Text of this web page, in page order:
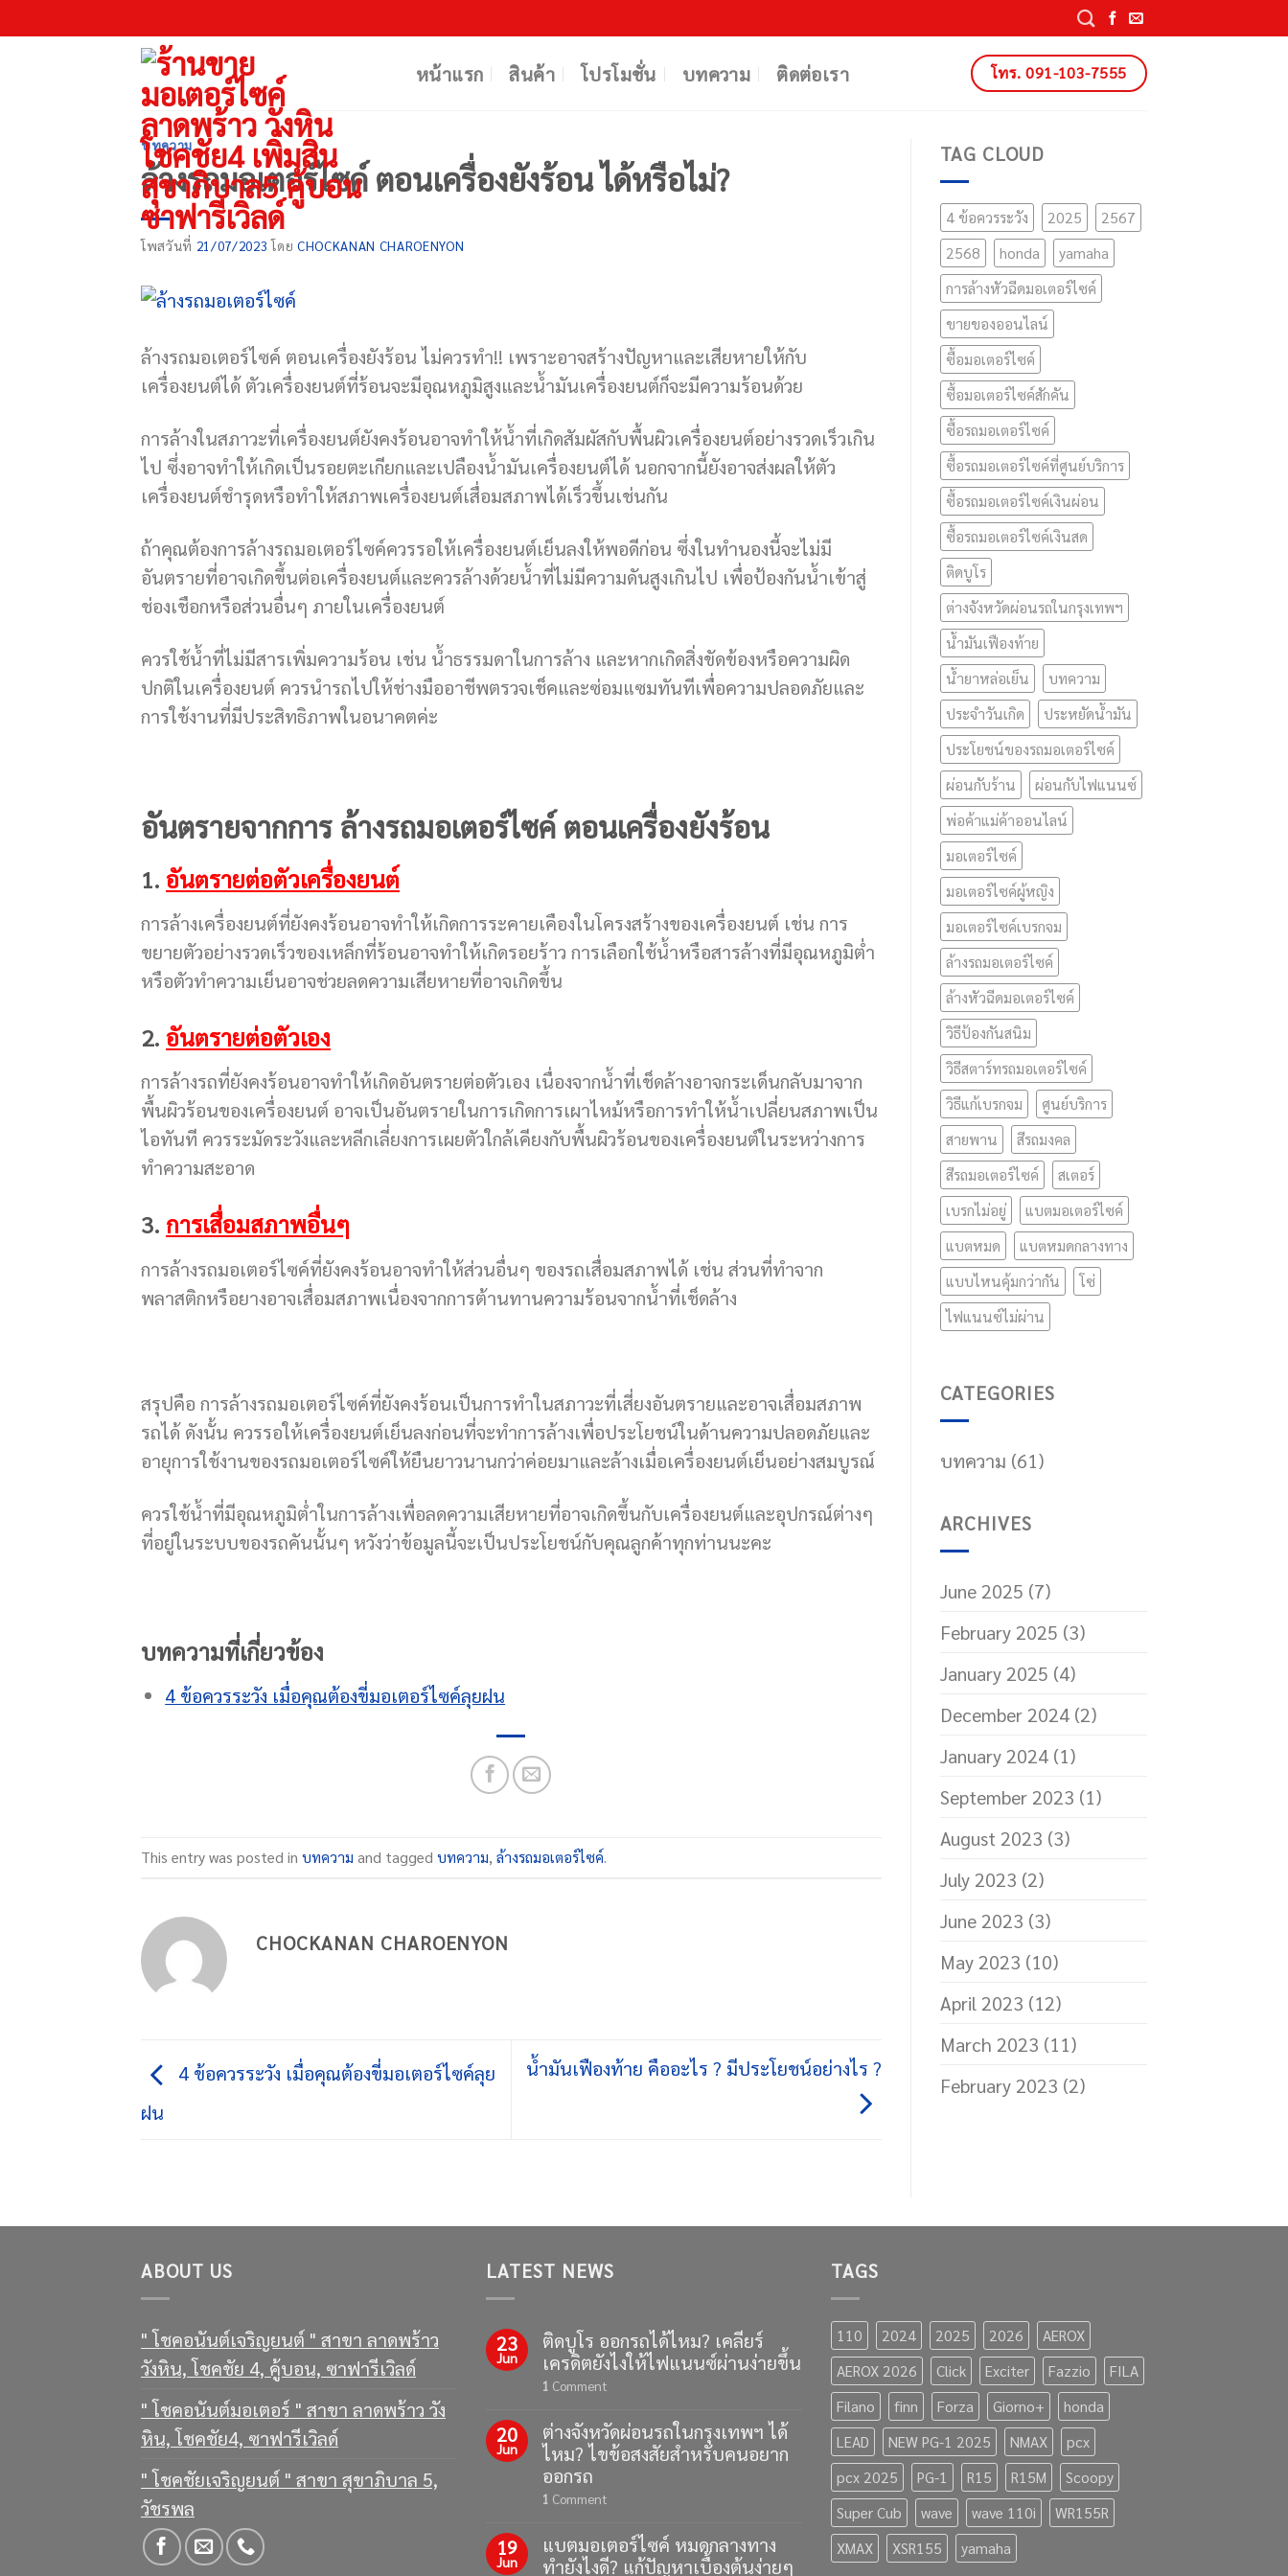
to
หน้าแรก สินค้า โปรโมชั่น บทความ ติดต่อเรา โทร. 091-103-7555
บทความ
ล้างรถมอเตอร์ไซค์ ตอนเครื่องยังร้อน ได้หรือไม่?
โพสวันที่ 21/07/2023 โดย CHOCKANAN CHAROENYON
ล้างรถมอเตอร์ไซค์ ตอนเครื่องยังร้อน ไม่ควรทำ!! เพราะอาจสร้างปัญหาและเสียหายให้กับ
เครื่องยนต์ได้ ตัวเครื่องยนต์ที่ร้อนจะมีอุณหภูมิสูงและน้ำมันเครื่องยนต์ก็จะมีความร้อนด้วย
การล้างในสภาวะที่เครื่องยนต์ยังคงร้อนอาจทำให้น้ำที่เกิดสัมผัสกับพื้นผิวเครื่องยนต์อย่างรวดเร็วเกิน
ไป ซึ่งอาจทำให้เกิดเป็นรอยตะเกียกและเปลืองน้ำมันเครื่องยนต์ได้ นอกจากนี้ยังอาจส่งผลให้ตัว
เครื่องยนต์ชำรุดหรือทำให้สภาพเครื่องยนต์เสื่อมสภาพได้เร็วขึ้นเช่นกัน
ถ้าคุณต้องการล้างรถมอเตอร์ไซค์ควรรอให้เครื่องยนต์เย็นลงให้พอดีก่อน ซึ่งในทำนองนี้จะไม่มี
อันตรายที่อาจเกิดขึ้นต่อเครื่องยนต์และควรล้างด้วยน้ำที่ไม่มีความดันสูงเกินไป เพื่อป้องกันน้ำเข้าสู่
ช่องเชือกหรือส่วนอื่นๆ ภายในเครื่องยนต์
ควรใช้น้ำที่ไม่มีสารเพิ่มความร้อน เช่น น้ำธรรมดาในการล้าง และหากเกิดสิ่งขัดข้องหรือความผิด
ปกติในเครื่องยนต์ ควรนำรถไปให้ช่างมืออาชีพตรวจเช็คและซ่อมแซมทันทีเพื่อความปลอดภัยและ
การใช้งานที่มีประสิทธิภาพในอนาคตค่ะ
อันตรายจากการ ล้างรถมอเตอร์ไซค์ ตอนเครื่องยังร้อน
1. อันตรายต่อตัวเครื่องยนต์
การล้างเครื่องยนต์ที่ยังคงร้อนอาจทำให้เกิดการระคายเคืองในโครงสร้างของเครื่องยนต์ เช่น การ
ขยายตัวอย่างรวดเร็วของเหล็กที่ร้อนอาจทำให้เกิดรอยร้าว การเลือกใช้น้ำหรือสารล้างที่มีอุณหภูมิต่ำ
หรือตัวทำความเย็นอาจช่วยลดความเสียหายที่อาจเกิดขึ้น
2. อันตรายต่อตัวเอง
การล้างรถที่ยังคงร้อนอาจทำให้เกิดอันตรายต่อตัวเอง เนื่องจากน้ำที่เช็ดล้างอาจกระเด็นกลับมาจาก
พื้นผิวร้อนของเครื่องยนต์ อาจเป็นอันตรายในการเกิดการเผาไหม้หรือการทำให้น้ำเปลี่ยนสภาพเป็น
ไอทันที ควรระมัดระวังและหลีกเลี่ยงการเผยตัวใกล้เคียงกับพื้นผิวร้อนของเครื่องยนต์ในระหว่างการ
ทำความสะอาด
3. การเสื่อมสภาพอื่นๆ
การล้างรถมอเตอร์ไซค์ที่ยังคงร้อนอาจทำให้ส่วนอื่นๆ ของรถเสื่อมสภาพได้ เช่น ส่วนที่ทำจาก
พลาสติกหรือยางอาจเสื่อมสภาพเนื่องจากการต้านทานความร้อนจากน้ำที่เช็ดล้าง
สรุปคือ การล้างรถมอเตอร์ไซค์ที่ยังคงร้อนเป็นการทำในสภาวะที่เสี่ยงอันตรายและอาจเสื่อมสภาพ
รถได้ ดังนั้น ควรรอให้เครื่องยนต์เย็นลงก่อนที่จะทำการล้างเพื่อประโยชน์ในด้านความปลอดภัยและ
อายุการใช้งานของรถมอเตอร์ไซค์ให้ยืนยาวนานกว่าค่อยมาและล้างเมื่อเครื่องยนต์เย็นอย่างสมบูรณ์
ควรใช้น้ำที่มีอุณหภูมิต่ำในการล้างเพื่อลดความเสียหายที่อาจเกิดขึ้นกับเครื่องยนต์และอุปกรณ์ต่างๆ
ที่อยู่ในระบบของรถคันนั้นๆ หวังว่าข้อมูลนี้จะเป็นประโยชน์กับคุณลูกค้าทุกท่านนะคะ
บทความที่เกี่ยวข้อง
4 ข้อควรระวัง เมื่อคุณต้องขี่มอเตอร์ไซค์ลุยฝน
This entry was posted in บทความ and tagged บทความ, ล้างรถมอเตอร์ไซค์.
CHOCKANAN CHAROENYON
4 ข้อควรระวัง เมื่อคุณต้องขี่มอเตอร์ไซค์ลุย
ฝน
น้ำมันเฟืองท้าย คืออะไร ? มีประโยชน์อย่างไร ?
TAG CLOUD
4 ข้อควรระวัง 2025
2567
2568
honda
yamaha
การล้างหัวฉีดมอเตอร์ไซค์
ขายของออนไลน์
ซื้อมอเตอร์ไซค์
ซื้อมอเตอร์ไซค์สักคัน
ซื้อรถมอเตอร์ไซค์
ซื้อรถมอเตอร์ไซค์ที่ศูนย์บริการ
ซื้อรถมอเตอร์ไซค์เงินผ่อน
ซื้อรถมอเตอร์ไซค์เงินสด
ติดบูโร
ต่างจังหวัดผ่อนรถในกรุงเทพฯ
น้ำมันเฟืองท้าย
น้ำยาหล่อเย็น
บทความ
ประจำวันเกิด
ประหยัดน้ำมัน
ประโยชน์ของรถมอเตอร์ไซค์
ผ่อนกับร้าน
ผ่อนกับไฟแนนซ์
พ่อค้าแม่ค้าออนไลน์
มอเตอร์ไซค์
มอเตอร์ไซค์ผู้หญิง
มอเตอร์ไซค์เบรกจม
ล้างรถมอเตอร์ไซค์
ล้างหัวฉีดมอเตอร์ไซค์
วิธีป้องกันสนิม
วิธีสตาร์ทรถมอเตอร์ไซค์
วิธีแก้เบรกจม
ศูนย์บริการ
สายพาน
สีรถมงคล
สีรถมอเตอร์ไซค์
สเตอร์
เบรกไม่อยู่
แบตมอเตอร์ไซค์
แบตหมด
แบตหมดกลางทาง
แบบไหนคุ้มกว่ากัน
โซ่
ไฟแนนซ์ไม่ผ่าน
CATEGORIES
บทความ (61)
ARCHIVES
June 2025 (7)
February 2025 (3)
January 2025 (4)
December 2024(2)
January 2024(1)
September 2023 (1)
August 2023 (3)
July 2023 (2)
June 2023 (3)
May 2023 (10)
April 2023 (12)
March 2023 (11)
February 2023 (2)
ABOUT US
" โชคอนันต์เจริญยนต์ " สาขา ลาดพร้าว
วังหิน, โชคชัย 4, คู้บอน, ซาฟารีเวิลด์
" โชคอนันต์มอเตอร์ " สาขา ลาดพร้าว วัง
หิน, โชคชัย4, ซาฟารีเวิลด์
" โชคชัยเจริญยนต์ " สาขา สุขาภิบาล 5,
วัชรพล
LATEST NEWS
23
Jun
ติดบูโร ออกรถได้ไหม? เคลียร์
เครดิตยังไงให้ไฟแนนซ์ผ่านง่ายขึ้น
1 Comment
20
Jun
ต่างจังหวัดผ่อนรถในกรุงเทพฯ ได้
ไหม? ไขข้อสงสัยสำหรับคนอยาก
ออกรถ
1 Comment
19
Jun
แบตมอเตอร์ไซค์ หมดกลางทาง
ทำยังไงดี? แก้ปัญหาเบื้องต้นง่ายๆ
TAGS
110 2024 2025 2026
AEROX
AEROX 2026
Click Exciter Fazzio
FILA
Filano
finn Forza Giorno+
honda
LEAD
NEW PG-1 2025 NMAX
pcx
pcx 2025
PG-1 R15 R15M
Scoopy
Super Cub
wave wave 110i
WR155R
XMAX
XSR155 yamaha